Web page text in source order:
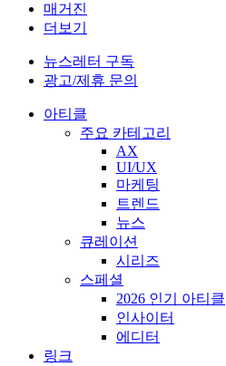
매거진
더보기
뉴스레터 구독
광고/제휴 문의
아티클
주요 카테고리
AX
UI/UX
마케팅
트렌드
뉴스
큐레이션
시리즈
스페셜
2026 인기 아티클
인사이터
에디터
링크